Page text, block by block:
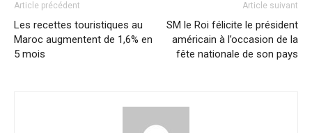
Article précédent
Les recettes touristiques au
Maroc augmentent de 1,6% en
5 mois
Article suivant
SM le Roi félicite le président
américain à l’occasion de la
fête nationale de son pays